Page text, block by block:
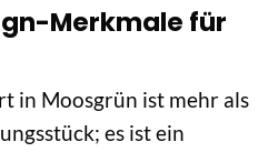
Merkmale für
in Moosgrün ist mehr als
es ist ein